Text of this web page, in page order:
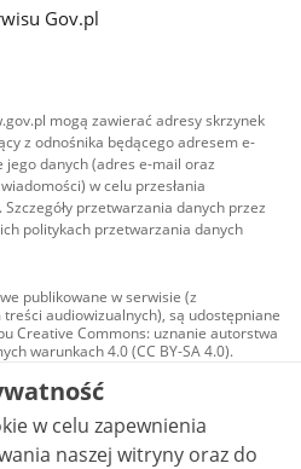
Gov.pl
mogą zawierać adresy skrzynek
z odnośnika będącego adresem e-
danych (adres e-mail oraz
w celu przesłania
przetwarzania danych przez
politykach przetwarzania danych
publikowane w serwisie (z
treści audiowizualnych), są udostępniane
Creative Commons: uznanie autorstwa
warunkach 4.0 (CC BY-SA 4.0).
w tym zdjęcia, materiały
są udostępniane na licencji typu
uznanie autorstwa użycie
- bez utworów zależnych 4.0 (CC BY-
ile nie jest to stwierdzone inaczej.
w celu zapewnienia
naszej witryny oraz do